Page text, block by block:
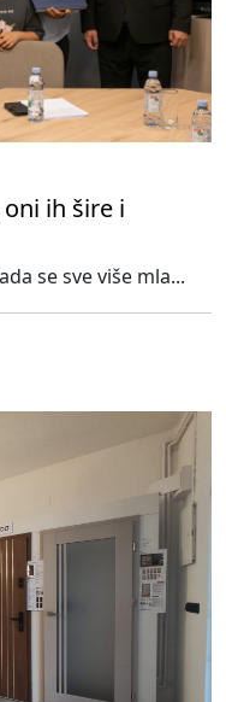
ih šire i
se sve više mla...